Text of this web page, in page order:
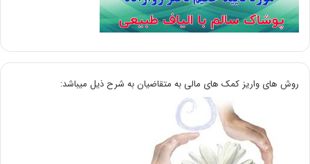
روش های واریز کمک های مالی به متقاضیان به شرح ذیل میباشد: